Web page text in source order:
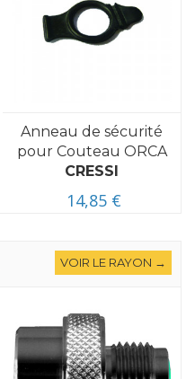
Anneau de sécurité
pour Couteau ORCA
CRESSI
14,85 €
VOIR LE RAYON →